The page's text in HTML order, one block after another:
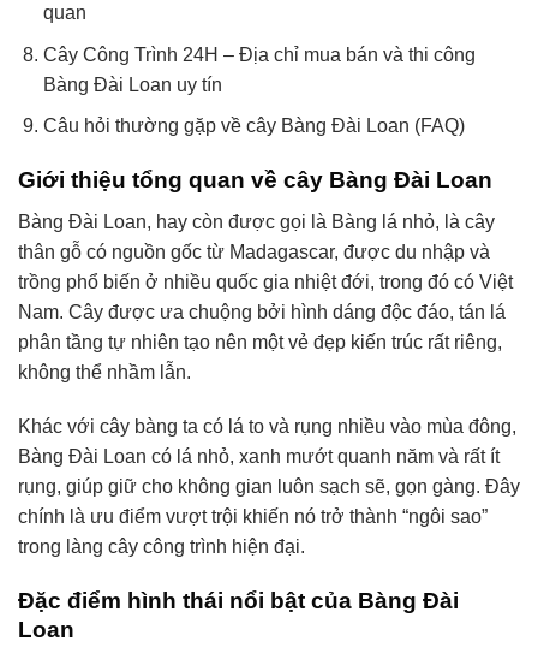
quan
Cây Công Trình 24H – Địa chỉ mua bán và thi công
Bàng Đài Loan uy tín
Câu hỏi thường gặp về cây Bàng Đài Loan (FAQ)
Giới thiệu tổng quan về cây Bàng Đài Loan
Bàng Đài Loan, hay còn được gọi là Bàng lá nhỏ, là cây
thân gỗ có nguồn gốc từ Madagascar, được du nhập và
trồng phổ biến ở nhiều quốc gia nhiệt đới, trong đó có Việt
Nam. Cây được ưa chuộng bởi hình dáng độc đáo, tán lá
phân tầng tự nhiên tạo nên một vẻ đẹp kiến trúc rất riêng,
không thể nhầm lẫn.
Khác với cây bàng ta có lá to và rụng nhiều vào mùa đông,
Bàng Đài Loan có lá nhỏ, xanh mướt quanh năm và rất ít
rụng, giúp giữ cho không gian luôn sạch sẽ, gọn gàng. Đây
chính là ưu điểm vượt trội khiến nó trở thành “ngôi sao”
trong làng cây công trình hiện đại.
Đặc điểm hình thái nổi bật của Bàng Đài
Loan